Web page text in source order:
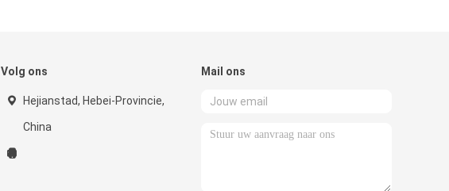
Volg ons
Hejianstad, Hebei-Provincie,
China
Mail ons